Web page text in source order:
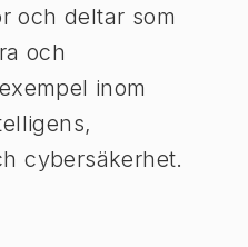
och deltar som
och
inom
cybersäkerhet.